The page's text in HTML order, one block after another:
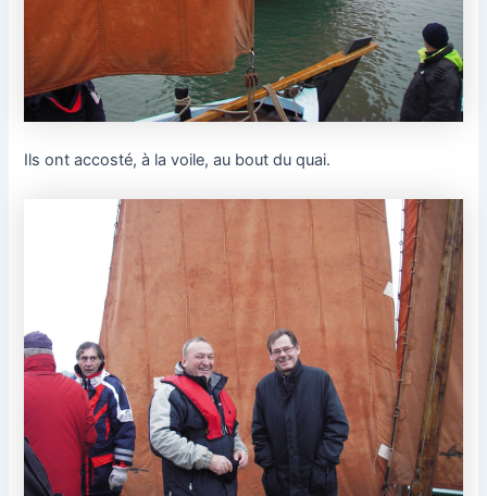
Ils ont accosté, à la voile, au bout du quai.